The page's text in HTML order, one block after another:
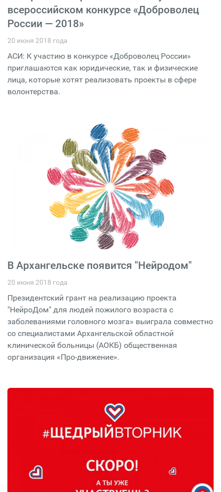
всероссийском конкурсе «Доброволец
России — 2018»
20 июня 2018 года
АСИ: К участию в конкурсе «Доброволец России»
приглашаются как юридические, так и физические
лица, которые хотят реализовать проекты в сфере
волонтерства.
В Архангельске появится "Нейродом"
20 июня 2018 года
Президентский грант на реализацию проекта
"НейроДом" для людей пожилого возраста с
заболеваниями головного мозга» выиграла совместно
со специалистами Архангельской областной
клинической больницы (АОКБ) общественная
организация «Про-движение».